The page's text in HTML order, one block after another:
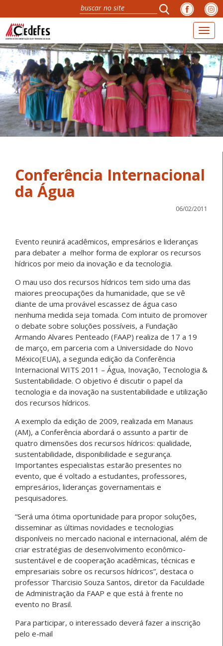
Conferência Internacional
da Água
06/02/2011
Evento reunirá acadêmicos, empresários e lideranças
para debater a melhor forma de explorar os recursos
hídricos por meio da inovação e da tecnologia.
O mau uso dos recursos hídricos tem sido uma das
maiores preocupações da humanidade, que se vê
diante de uma provável escassez de água caso
nenhuma medida seja tomada. Com intuito de promover
o debate sobre soluções possíveis, a Fundação
Armando Alvares Penteado (FAAP) realiza de 17 a 19
de março, em parceria com a Universidade do Novo
México(EUA), a segunda edição da Conferência
Internacional WITS 2011 – Água, Inovação, Tecnologia &
Sustentabilidade. O objetivo é discutir o papel da
tecnologia e da inovação na sustentabilidade e utilização
dos recursos hídricos.
A exemplo da edição de 2009, realizada em Manaus
(AM), a Conferência abordará o assunto a partir de
quatro dimensões dos recursos hídricos: qualidade,
sustentabilidade, disponibilidade e segurança.
Importantes especialistas estarão presentes no
evento, que é voltado a estudantes, professores,
empresários, lideranças governamentais e
pesquisadores.
“Será uma ótima oportunidade para propor soluções,
disseminar as últimas novidades e tecnologias
disponíveis no mercado nacional e internacional, além de
criar estratégias de desenvolvimento econômico-
sustentável e de cooperação acadêmicas, técnicas e
empresariais sobre os recursos hídricos”, destaca o
professor Tharcisio Souza Santos, diretor da Faculdade
de Administração da FAAP e que está à frente no
evento no Brasil.
Para participar, o interessado deverá fazer a inscrição
pelo e-mail